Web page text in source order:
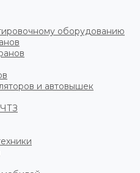
оборудованию
и автовышек